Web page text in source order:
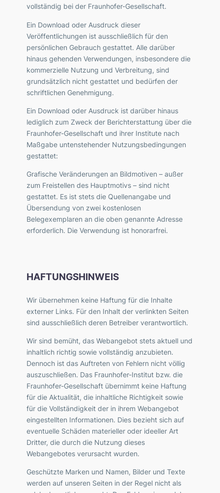
vollständig bei der Fraunhofer-Gesellschaft.
Ein Download oder Ausdruck dieser
Veröffentlichungen ist ausschließlich für den
persönlichen Gebrauch gestattet. Alle darüber
hinaus gehenden Verwendungen, insbesondere die
kommerzielle Nutzung und Verbreitung, sind
grundsätzlich nicht gestattet und bedürfen der
schriftlichen Genehmigung.
Ein Download oder Ausdruck ist darüber hinaus
lediglich zum Zweck der Berichterstattung über die
Fraunhofer-Gesellschaft und ihrer Institute nach
Maßgabe untenstehender Nutzungsbedingungen
gestattet:
Grafische Veränderungen an Bildmotiven – außer
zum Freistellen des Hauptmotivs – sind nicht
gestattet. Es ist stets die Quellenangabe und
Übersendung von zwei kostenlosen
Belegexemplaren an die oben genannte Adresse
erforderlich. Die Verwendung ist honorarfrei.
HAFTUNGSHINWEIS
Wir übernehmen keine Haftung für die Inhalte
externer Links. Für den Inhalt der verlinkten Seiten
sind ausschließlich deren Betreiber verantwortlich.
Wir sind bemüht, das Webangebot stets aktuell und
inhaltlich richtig sowie vollständig anzubieten.
Dennoch ist das Auftreten von Fehlern nicht völlig
auszuschließen. Das Fraunhofer-Institut bzw. die
Fraunhofer-Gesellschaft übernimmt keine Haftung
für die Aktualität, die inhaltliche Richtigkeit sowie
für die Vollständigkeit der in ihrem Webangebot
eingestellten Informationen. Dies bezieht sich auf
eventuelle Schäden materieller oder ideeller Art
Dritter, die durch die Nutzung dieses
Webangebotes verursacht wurden.
Geschützte Marken und Namen, Bilder und Texte
werden auf unseren Seiten in der Regel nicht als